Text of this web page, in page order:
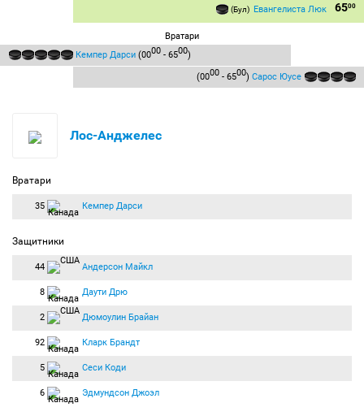
6500
(Бул) Евангелиста Люк
Вратари
Кемпер Дарси (0000 - 6500)
(0000 - 6500) Сарос Юусе
Лос-Анджелес
Вратари
35 Кемпер Дарси
Защитники
44 Андерсон Майкл
8 Даути Дрю
2 Дюмоулин Брайан
92 Кларк Брандт
5 Сеси Коди
6 Эдмундсон Джоэл